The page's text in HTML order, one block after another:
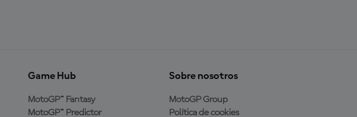
Game Hub
MotoGP™ Fantasy
MotoGP™ Predictor
Sobre nosotros
MotoGP Group
Política de cookies